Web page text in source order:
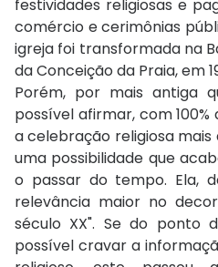
festividades religiosas e
comércio e cerimônias
igreja foi transformada na
da Conceição da Praia, em
Porém, por mais antiga
possível afirmar, com
a celebração religiosa mais
uma possibilidade que
o passar do tempo. Ela,
relevância maior no
século XX". Se do ponto
possível cravar a